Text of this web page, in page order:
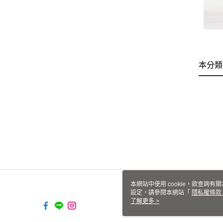
本分
本網站中使用 cookie，欲查詢有
設定，請參閱本網站「 隱私權條款
使用 cookie。
了解更多 >